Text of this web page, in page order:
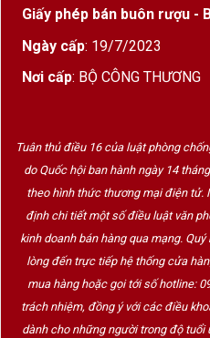
Giấy phép bán buôn rượu -
Ngày cấp: 19/7/2023
Nơi cấp: BỘ CÔNG THƯƠNG
Tuân thủ điều 16 của luật phòng
do Quốc hội ban hành ngày 14
theo hình thức thương mại điện tử.
định chi tiết một số điều luật văn
kinh doanh bán hàng qua mạng.
lòng đến trực tiếp hệ thống cửa
mua hàng hoặc gọi tới số hotline:
trách nhiệm, đồng ý với các điều
dành cho những người trong độ tuổi